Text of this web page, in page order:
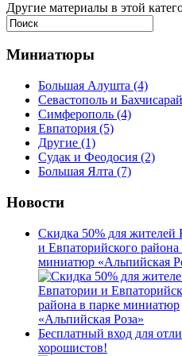
Другие материалы в этой
Миниатюры
Большая Алушта (4)
Севастополь и Бахчисарай
Симферополь (4)
Евпатория (5)
Другие (1)
Судак и Феодосия (2)
Большая Ялта (7)
Новости
Скидка 50% для жителей
и Евпаторийского района
миниатюр «Альпийская
Бесплатный вход для
хорошистов!